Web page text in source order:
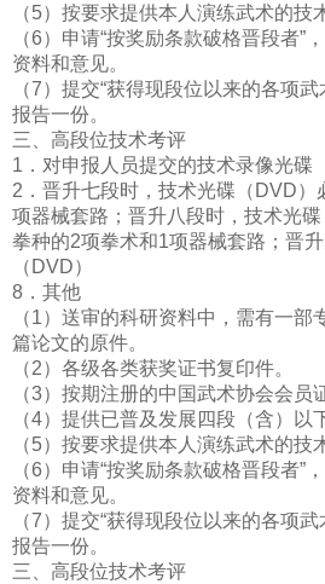
（5）按要求提供本人演练武术的技
（6）申请“按奖励条款破格晋段者”
资料和意见。
（7）提交“获得现段位以来的各项
报告一份。
三、高段位技术考评
1．对申报人员提交的技术录像光碟
2．晋升七段时，技术光碟（DVD）
项器械套路；晋升八段时，技术光
拳种的2项拳术和1项器械套路；晋
（DVD）
8．其他
（1）送审的科研资料中，需有一部
篇论文的原件。
（2）各级各类获奖证书复印件。
（3）按期注册的中国武术协会会员
（4）提供已普及发展四段（含）以
（5）按要求提供本人演练武术的技
（6）申请“按奖励条款破格晋段者”
资料和意见。
（7）提交“获得现段位以来的各项
报告一份。
三、高段位技术考评